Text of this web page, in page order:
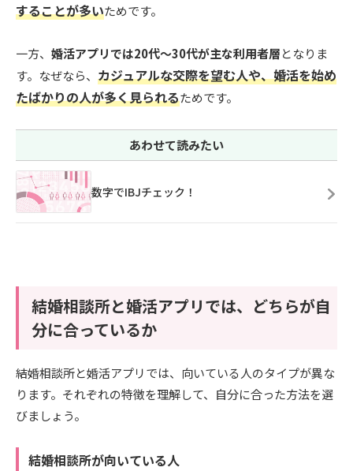
することが多いためです。
一方、 婚活アプリでは20代～30代が主な利用者層となりま
す。なぜなら、 カジュアルな交際を望む人や、婚活を始め
たばかりの人が多く見られるためです。
あわせて読みたい
数字でIBJチェック！
結婚相談所と婚活アプリでは、どちらが自
分に合っているか
結婚相談所と婚活アプリでは、向いている人のタイプが異な
ります。それぞれの特徴を理解して、自分に合った方法を選
びましょう。
結婚相談所が向いている人